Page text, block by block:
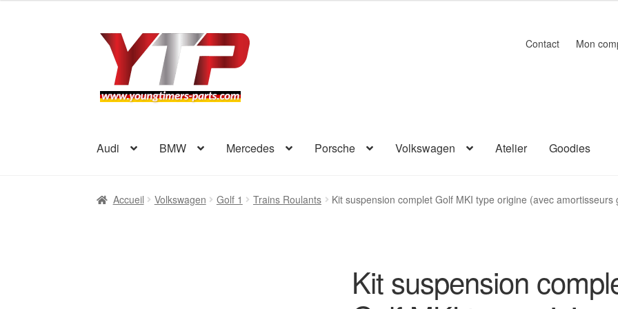
Aller
navigation
Aller
contenu
Contact Mon
Audi BMW Mercedes Porsche Volkswagen Atelier Goodies
Accueil Volkswagen Golf 1 Trains Roulants Kit suspension complet Golf MKI type origine (avec amortisseurs
Kit suspension